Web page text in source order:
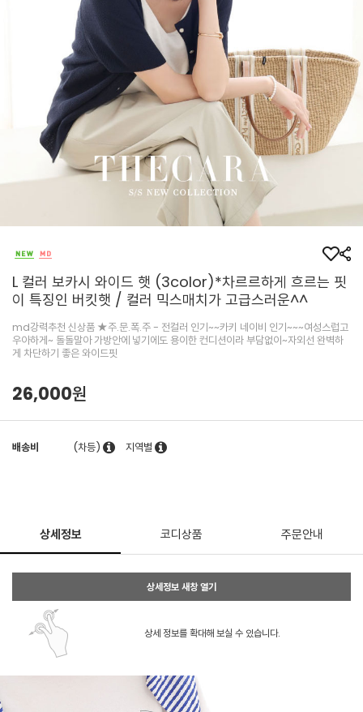
L 컬러 보카시 와이드 햇 (3color)*차르르하게 흐르는 핏
이 특징인 버킷햇 / 컬러 믹스매치가 고급스러운^^
md강력추천 신상품 ★주.문.폭.주 - 전컬러 인기~~카키 네이비 인기~~~여성스럽고
우아하게~ 돌돌말아 가방안에 넣기에도 용이한 컨디션이라 부담없이~자외선 완벽하
게 차단하기 좋은 와이드핏
26,000원
배송비 (차등) 지역별
상세정보 코디상품 주문안내
상세정보 새창 열기
상세 정보를 확대해 보실 수 있습니다.